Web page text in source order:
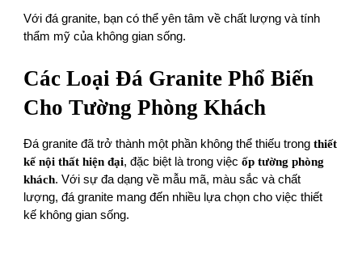
Với đá granite, bạn có thể yên tâm về chất lượng và tính
thẩm mỹ của không gian sống.
Các Loại Đá Granite Phổ Biến
Cho Tường Phòng Khách
Đá granite đã trở thành một phần không thể thiếu trongthiết
kế nội thất hiện đại, đặc biệt là trong việcốp tường phòng
khách. Với sự đa dạng về mẫu mã, màu sắc và chất
lượng, đá granite mang đến nhiều lựa chọn cho việc thiết
kế không gian sống.